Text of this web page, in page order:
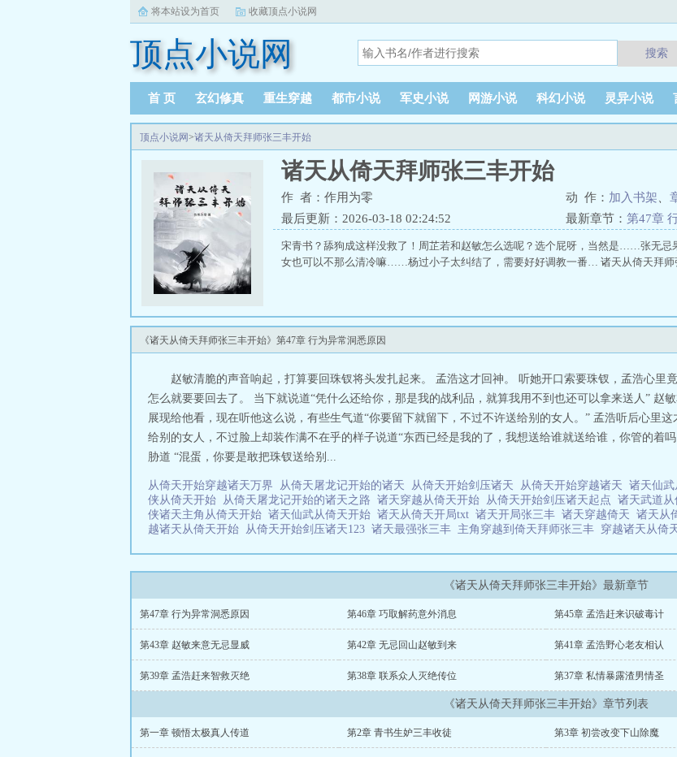
将本站设为首页 收藏顶点小说网
顶点小说网 搜索
首 页 玄幻修真 重生穿越 都市小说 军史小说 网游小说 科幻小说 灵异小说
顶点小说网>诸天从倚天拜师张三丰开始
诸天从倚天拜师张三丰开始
作 者：作用为零 动 作： 加入书架
最后更新：2026-03-18 02:24:52
最新章节： 第47章
宋青书？舔狗成这样没救了！周芷若和赵敏怎么选呢？选个屁呀，当然是……张无忌
女也可以不那么清冷嘛……杨过小子太纠结了，需要好好调教一番… 诸天从倚天拜师
《诸天从倚天拜师张三丰开始》第47章 行为异常洞悉原因
赵敏清脆的声音响起，打算要回珠钗将头发扎起来。 孟浩这才回神。 听她开口索要珠钗，孟浩心里
怎么就要要回去了。 当下就说道“凭什么还给你，那是我的战利品，就算我用不到也还可以拿来送人” 赵
展现给他看，现在听他这么说，有些生气道“你要留下就留下，不过不许送给别的女人。” 孟浩听后心里
给别的女人，不过脸上却装作满不在乎的样子说道“东西已经是我的了，我想送给谁就送给谁，你管的着
胁道 “混蛋，你要是敢把珠钗送给别...
从倚天开始穿越诸天万界 从倚天屠龙记开始的诸天 从倚天开始剑压诸天 从倚天开始穿越诸天 诸天仙武
侠从倚天开始 从倚天屠龙记开始的诸天之路 诸天穿越从倚天开始 从倚天开始剑压诸天起点 诸天武道
侠诸天主角从倚天开始 诸天仙武从倚天开始 诸天从倚天开局txt 诸天开局张三丰 诸天穿越倚天 诸天从
越诸天从倚天开始 从倚天开始剑压诸天123 诸天最强张三丰 主角穿越到倚天拜师张三丰 穿越诸天从倚
《诸天从倚天拜师张三丰开始》最新章节
第47章 行为异常洞悉原因 第46章 巧取解药意外消息 第45章 孟浩赶来识破毒计
第43章 赵敏来意无忌显威 第42章 无忌回山赵敏到来 第41章 孟浩野心老友相认
第39章 孟浩赶来智救灭绝 第38章 联系众人灭绝传位 第37章 私情暴露渣男情圣
《诸天从倚天拜师张三丰开始》章节列表
第一章 顿悟太极真人传道 第2章 青书生妒三丰收徒 第3章 初尝改变下山除魔